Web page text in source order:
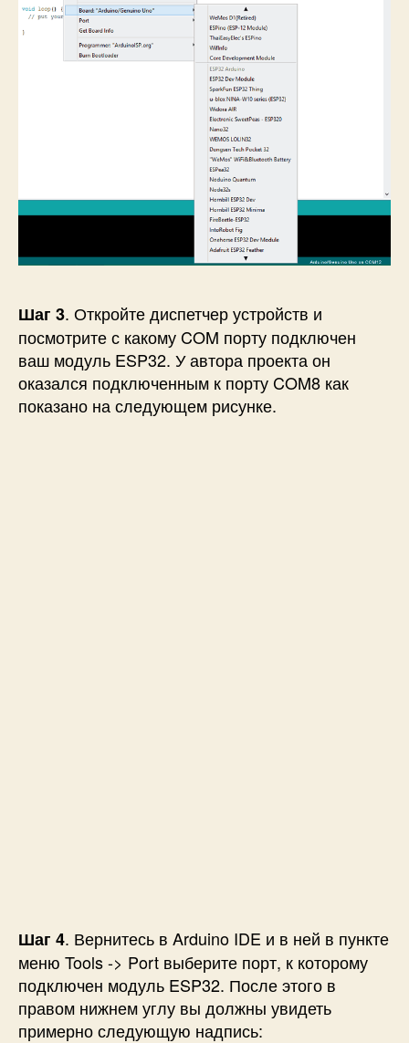
Шаг 3. Откройте диспетчер устройств и
посмотрите с какому COM порту подключен
ваш модуль ESP32. У автора проекта он
оказался подключенным к порту COM8 как
показано на следующем рисунке.
Шаг 4. Вернитесь в Arduino IDE и в ней в пункте
меню Tools -> Port выберите порт, к которому
подключен модуль ESP32. После этого в
правом нижнем углу вы должны увидеть
примерно следующую надпись: